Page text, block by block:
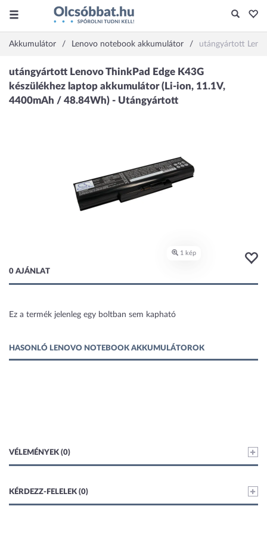
Akkumulátor Lenovo notebook akkumulátor utángyártott
0 AJÁNLAT
Ez a termék jelenleg egy boltban sem kapható
HASONLÓ LENOVO NOTEBOOK AKKUMULÁTOROK
VÉLEMÉNYEK (0)
KÉRDEZZ-FELELEK (0)